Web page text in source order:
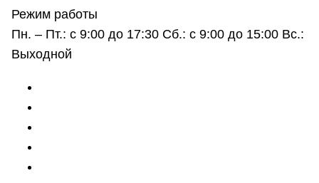
Режим работы
Пн. – Пт.: с 9:00 до 17:30 Сб.: с 9:00 до 15:00 Вс.:
Выходной